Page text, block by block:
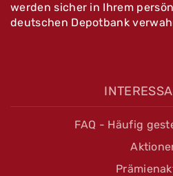
werden sicher in Ihrem
deutschen Depotbank
FAQ - Häufig